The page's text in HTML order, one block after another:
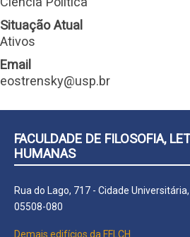
Situação Atual
Ativos
Email
eostrensky@usp.br
FACULDADE DE FILOSOFIA,
HUMANAS
Rua do Lago, 717 - Cidade
05508-080
Demais edifícios da FFLCH